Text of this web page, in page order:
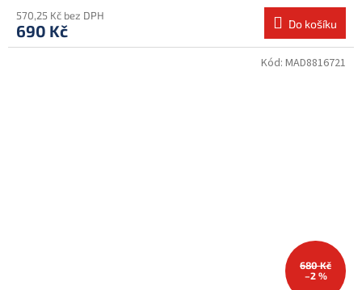
570,25 Kč bez DPH
690 Kč Do košíku
680 Kč
–2 %
Kód: MAD8816721